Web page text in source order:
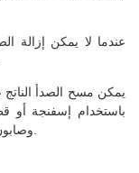
عندما لا يمكن إزالة
يمكن مسح الصدأ الناتج
باستخدام إسفنجة
وصابون، والتي يمكن إزالتها بسهولة ومسحها وتنظيفها.